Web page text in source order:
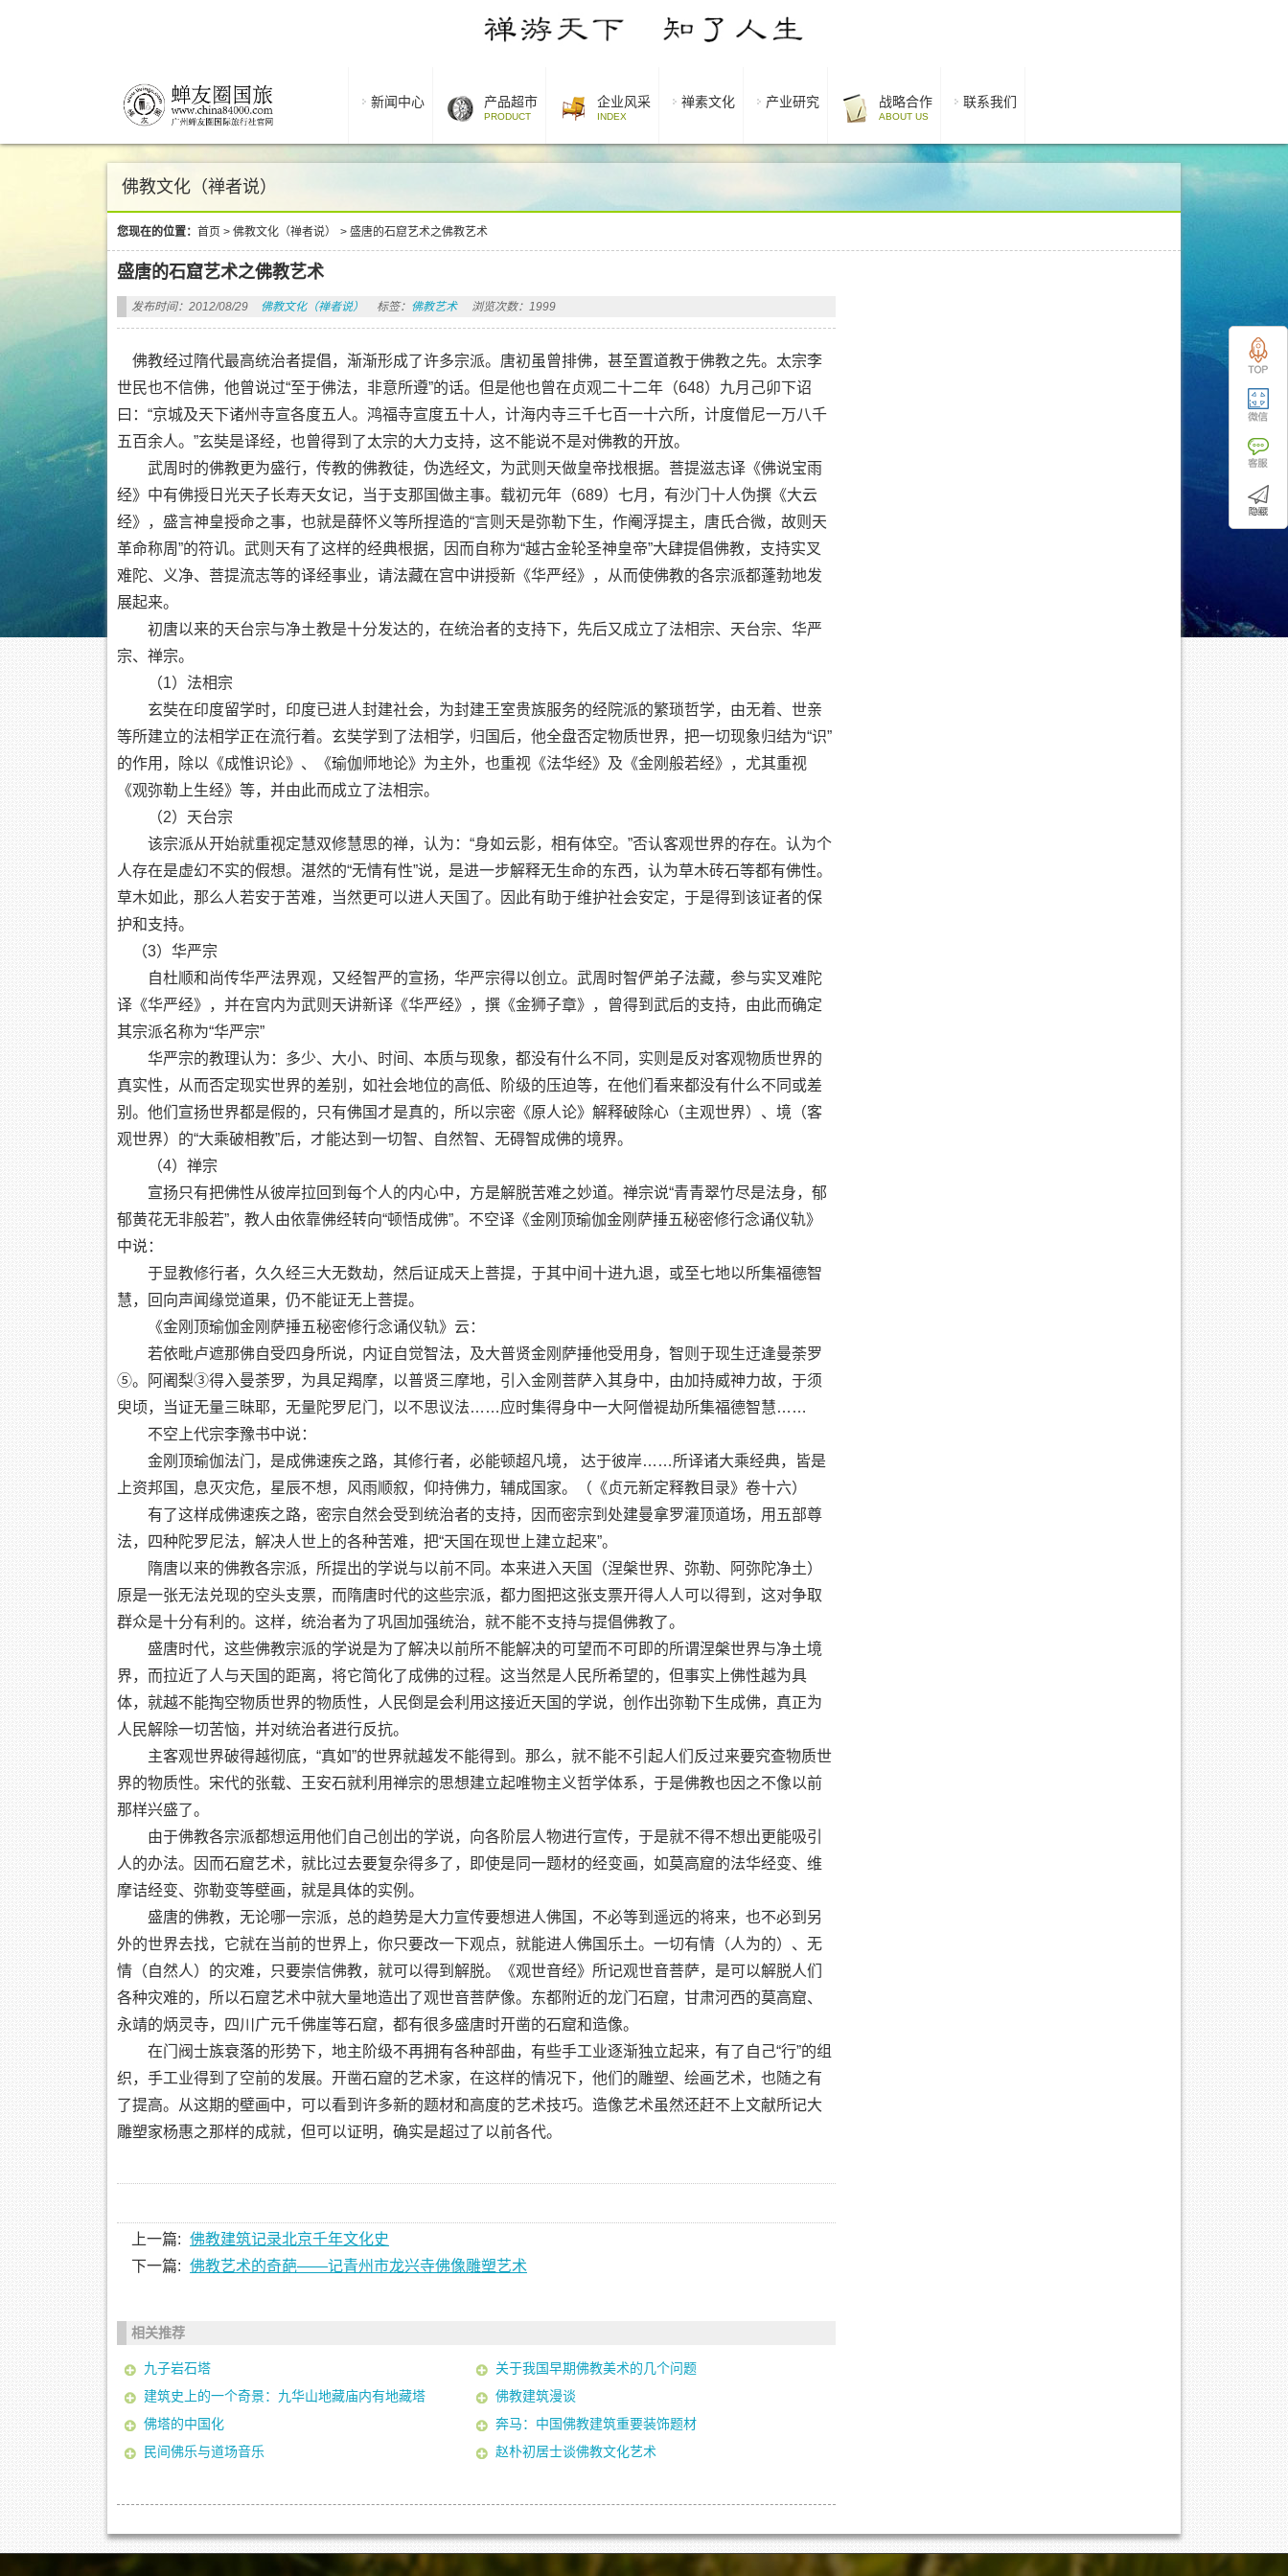
新闻中心 产品超市
PRODUCT
企业风采
INDEX
禅素文化 产业研究 战略合作
ABOUT US
联系我们
佛教文化（禅者说）
您现在的位置： 首页 > 佛教文化（禅者说） > 盛唐的石窟艺术之佛教艺术
盛唐的石窟艺术之佛教艺术
发布时间：2012/08/29 佛教文化（禅者说） 标签： 佛教艺术 浏览次数：1999
佛教经过隋代最高统治者提倡，渐渐形成了许多宗派。唐初虽曾排佛，甚至置道教于佛教之先。太宗李
世民也不信佛，他曾说过“至于佛法，非意所遵”的话。但是他也曾在贞观二十二年（648）九月己卯下诏
曰：“京城及天下诸州寺宣各度五人。鸿福寺宣度五十人，计海内寺三千七百一十六所，计度僧尼一万八千
五百余人。”玄奘是译经，也曾得到了太宗的大力支持，这不能说不是对佛教的开放。
武周时的佛教更为盛行，传教的佛教徒，伪选经文，为武则天做皇帝找根据。菩提滋志译《佛说宝雨
经》中有佛授日光天子长寿天女记，当于支那国做主事。载初元年（689）七月，有沙门十人伪撰《大云
经》，盛言神皇授命之事，也就是薛怀义等所捏造的“言则天是弥勒下生，作阉浮提主，唐氏合微，故则天
革命称周”的符讥。武则天有了这样的经典根据，因而自称为“越古金轮圣神皇帝”大肆提倡佛教，支持实叉
难陀、义净、菩提流志等的译经事业，请法藏在宫中讲授新《华严经》，从而使佛教的各宗派都蓬勃地发
展起来。
初唐以来的天台宗与净土教是十分发达的，在统治者的支持下，先后又成立了法相宗、天台宗、华严
宗、禅宗。
（1）法相宗
玄奘在印度留学时，印度已进人封建社会，为封建王室贵族服务的经院派的繁琐哲学，由无着、世亲
等所建立的法相学正在流行着。玄奘学到了法相学，归国后，他全盘否定物质世界，把一切现象归结为“识”
的作用，除以《成惟识论》、《瑜伽师地论》为主外，也重视《法华经》及《金刚般若经》，尤其重视
《观弥勒上生经》等，并由此而成立了法相宗。
（2）天台宗
该宗派从开始就重视定慧双修慧思的禅，认为：“身如云影，相有体空。”否认客观世界的存在。认为个
人存在是虚幻不实的假想。湛然的“无情有性”说，是进一步解释无生命的东西，认为草木砖石等都有佛性。
草木如此，那么人若安于苦难，当然更可以进人天国了。因此有助于维护社会安定，于是得到该证者的保
护和支持。
（3）华严宗
自杜顺和尚传华严法界观，又经智严的宣扬，华严宗得以创立。武周时智俨弟子法藏，参与实叉难陀
译《华严经》，并在宫内为武则天讲新译《华严经》，撰《金狮子章》，曾得到武后的支持，由此而确定
其宗派名称为“华严宗”
华严宗的教理认为：多少、大小、时间、本质与现象，都没有什么不同，实则是反对客观物质世界的
真实性，从而否定现实世界的差别，如社会地位的高低、阶级的压迫等，在他们看来都没有什么不同或差
别。他们宣扬世界都是假的，只有佛国才是真的，所以宗密《原人论》解释破除心（主观世界）、境（客
观世界）的“大乘破相教”后，才能达到一切智、自然智、无碍智成佛的境界。
（4）禅宗
宣扬只有把佛性从彼岸拉回到每个人的内心中，方是解脱苦难之妙道。禅宗说“青青翠竹尽是法身，郁
郁黄花无非般若”，教人由依靠佛经转向“顿悟成佛”。不空译《金刚顶瑜伽金刚萨捶五秘密修行念诵仪轨》
中说：
于显教修行者，久久经三大无数劫，然后证成天上菩提，于其中间十进九退，或至七地以所集福德智
慧，回向声闻缘觉道果，仍不能证无上菩提。
《金刚顶瑜伽金刚萨捶五秘密修行念诵仪轨》云：
若依毗卢遮那佛自受四身所说，内证自觉智法，及大普贤金刚萨捶他受用身，智则于现生迂逢曼荼罗
⑤。阿阇梨③得入曼荼罗，为具足羯摩，以普贤三摩地，引入金刚菩萨入其身中，由加持威神力故，于须
臾顷，当证无量三昧耶，无量陀罗尼门，以不思议法……应时集得身中一大阿僧褆劫所集福德智慧……
不空上代宗李豫书中说：
金刚顶瑜伽法门，是成佛速疾之路，其修行者，必能顿超凡境， 达于彼岸……所译诸大乘经典，皆是
上资邦国，息灭灾危，星辰不想，风雨顺叙，仰持佛力，辅成国家。（《贞元新定释教目录》卷十六）
有了这样成佛速疾之路，密宗自然会受到统治者的支持，因而密宗到处建曼拿罗灌顶道场，用五部尊
法，四种陀罗尼法，解决人世上的各种苦难，把“天国在现世上建立起来”。
隋唐以来的佛教各宗派，所提出的学说与以前不同。本来进入天国（涅槃世界、弥勒、阿弥陀净土）
原是一张无法兑现的空头支票，而隋唐时代的这些宗派，都力图把这张支票开得人人可以得到，这对争取
群众是十分有利的。这样，统治者为了巩固加强统治，就不能不支持与提倡佛教了。
盛唐时代，这些佛教宗派的学说是为了解决以前所不能解决的可望而不可即的所谓涅槃世界与净土境
界，而拉近了人与天国的距离，将它简化了成佛的过程。这当然是人民所希望的，但事实上佛性越为具
体，就越不能掏空物质世界的物质性，人民倒是会利用这接近天国的学说，创作出弥勒下生成佛，真正为
人民解除一切苦恼，并对统治者进行反抗。
主客观世界破得越彻底，“真如”的世界就越发不能得到。那么，就不能不引起人们反过来要究查物质世
界的物质性。宋代的张载、王安石就利用禅宗的思想建立起唯物主义哲学体系，于是佛教也因之不像以前
那样兴盛了。
由于佛教各宗派都想运用他们自己创出的学说，向各阶层人物进行宣传，于是就不得不想出更能吸引
人的办法。因而石窟艺术，就比过去要复杂得多了，即使是同一题材的经变画，如莫高窟的法华经变、维
摩诘经变、弥勒变等壁画，就是具体的实例。
盛唐的佛教，无论哪一宗派，总的趋势是大力宣传要想进人佛国，不必等到遥远的将来，也不必到另
外的世界去找，它就在当前的世界上，你只要改一下观点，就能进人佛国乐土。一切有情（人为的）、无
情（自然人）的灾难，只要崇信佛教，就可以得到解脱。《观世音经》所记观世音菩萨，是可以解脱人们
各种灾难的，所以石窟艺术中就大量地造出了观世音菩萨像。东都附近的龙门石窟，甘肃河西的莫高窟、
永靖的炳灵寺，四川广元千佛崖等石窟，都有很多盛唐时开凿的石窟和造像。
在门阀士族衰落的形势下，地主阶级不再拥有各种部曲，有些手工业逐渐独立起来，有了自己“行”的组
织，手工业得到了空前的发展。开凿石窟的艺术家，在这样的情况下，他们的雕塑、绘画艺术，也随之有
了提高。从这期的壁画中，可以看到许多新的题材和高度的艺术技巧。造像艺术虽然还赶不上文献所记大
雕塑家杨惠之那样的成就，但可以证明，确实是超过了以前各代。
上一篇: 佛教建筑记录北京千年文化史
下一篇: 佛教艺术的奇葩——记青州市龙兴寺佛像雕塑艺术
相关推荐
九子岩石塔
关于我国早期佛教美术的几个问题
建筑史上的一个奇景：九华山地藏庙内有地藏塔
佛教建筑漫谈
佛塔的中国化
奔马：中国佛教建筑重要装饰题材
民间佛乐与道场音乐
赵朴初居士谈佛教文化艺术